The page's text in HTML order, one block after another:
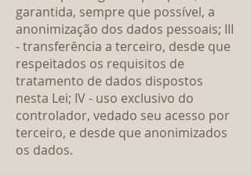
garantida, sempre que possível, a
anonimização dos dados pessoais; III
- transferência a terceiro, desde que
respeitados os requisitos de
tratamento de dados dispostos
nesta Lei; IV - uso exclusivo do
controlador, vedado seu acesso por
terceiro, e desde que anonimizados
os dados.